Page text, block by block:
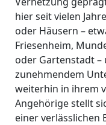
hier seit vielen
oder Häusern –
Friesenheim,
oder Gartenstadt –
zunehmendem
weiterhin in ihrem
Angehörige stellt
einer verlässlichen